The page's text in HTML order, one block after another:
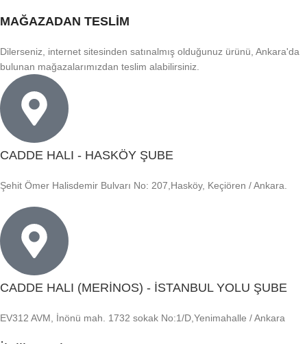
MAĞAZADAN TESLİM
Dilerseniz, internet sitesinden satınalmış olduğunuz ürünü, Ankara'da
bulunan mağazalarımızdan teslim alabilirsiniz.
CADDE HALI - HASKÖY ŞUBE
Şehit Ömer Halisdemir Bulvarı No: 207,Hasköy, Keçiören / Ankara.
CADDE HALI (MERİNOS) - İSTANBUL YOLU ŞUBE
EV312 AVM, İnönü mah. 1732 sokak No:1/D,Yenimahalle / Ankara